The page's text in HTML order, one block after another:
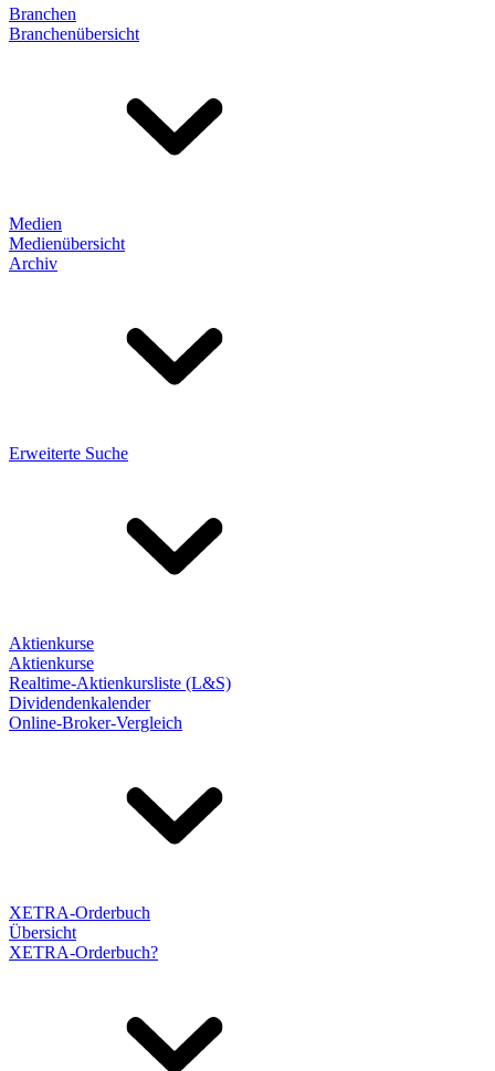
Branchen
Branchenübersicht
Medien
Medienübersicht
Archiv
Erweiterte Suche
Aktienkurse
Aktienkurse
Realtime-Aktienkursliste (L&S)
Dividendenkalender
Online-Broker-Vergleich
XETRA-Orderbuch
Übersicht
XETRA-Orderbuch?